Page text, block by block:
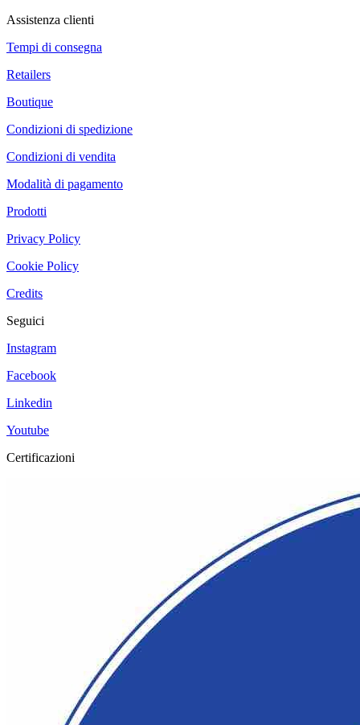
Assistenza clienti
Tempi di consegna
Retailers
Boutique
Condizioni di spedizione
Condizioni di vendita
Modalità di pagamento
Prodotti
Privacy Policy
Cookie Policy
Credits
Seguici
Instagram
Facebook
Linkedin
Youtube
Certificazioni